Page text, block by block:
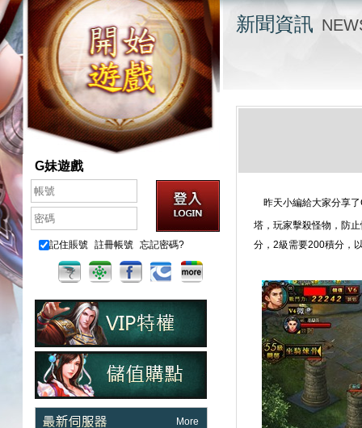
G妹遊戲
記住賬號 註冊帳號 忘記密碼?
More
新聞資訊
昨天小編給大家分享了
塔，玩家擊殺怪物，防
分，2級需要200積分，